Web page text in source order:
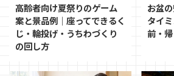
高齢者向け夏祭りのゲーム
案と景品例｜座ってできるく
じ・輪投げ・うちわづくり
の回し方
お盆
タイ
前・